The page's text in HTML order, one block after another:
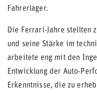
Fahrerlager.
Die Ferrari-Jahre stellten
und seine Stärke im
arbeitete eng mit den
Entwicklung der Auto-
Erkenntnisse, die zu